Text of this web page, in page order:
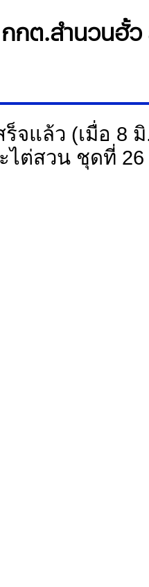
กต.สำนวนฮั้
ร็จแล้ว (เมื่อ 8
ไต่สวน ชุดที่ 26